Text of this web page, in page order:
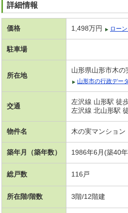
詳細情報
価格 1,498万円 ロー
駐車場
所在地
山形県山形市木の
山形市の行政デー
交通
左沢線 山形駅 徒
左沢線 北山形駅
物件名 木の実マンション
築年月（築年数） 1986年6月(築40
総戸数 116戸
所在階/階数 3階/12階建